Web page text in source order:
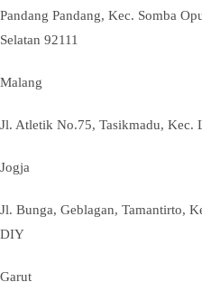
Pandang Pandang, Kec. Somba
Selatan 92111
Malang
Jl. Atletik No.75, Tasikmadu, Kec.
Jogja
Jl. Bunga, Geblagan, Tamantirto,
DIY
Garut